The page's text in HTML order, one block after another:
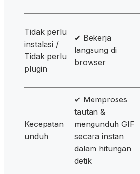
Tidak perlu
instalasi /
Tidak perlu
plugin
✔ Bekerja
langsung di
browser
Kecepatan
unduh
✔ Memproses
tautan &
mengunduh GIF
secara instan
dalam hitungan
detik